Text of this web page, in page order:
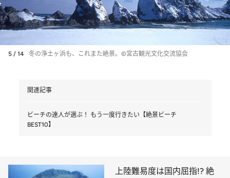
5 / 14 冬の浄土ヶ浜も、これまた絶景。©宮古観光文化交流協会
関連記事
ビーチの達人が選ぶ！ もう一度行きたい【絶景ビーチ
BEST10】
上陸難易度は国内屈指!? 絶